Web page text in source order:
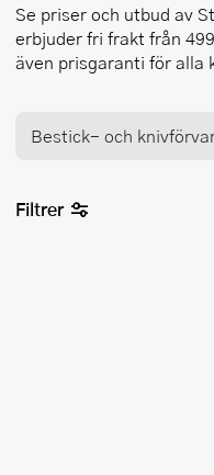
Se priser och utbud av
erbjuder fri frakt från
även prisgaranti för alla
Bestick- och
Filtrer